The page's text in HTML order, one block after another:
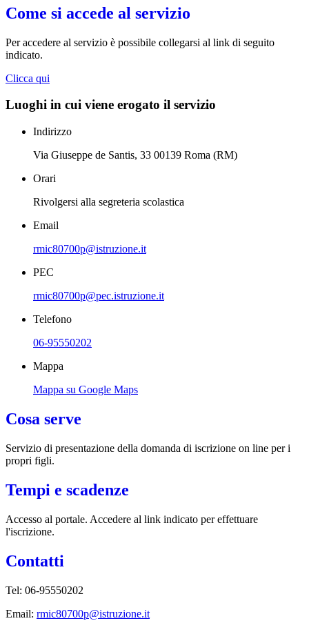
Come si accede al servizio
Per accedere al servizio è possibile collegarsi al link di seguito
indicato.
Clicca qui
Luoghi in cui viene erogato il servizio
Indirizzo
Via Giuseppe de Santis, 33 00139 Roma (RM)
Orari
Rivolgersi alla segreteria scolastica
Email
rmic80700p@istruzione.it
PEC
rmic80700p@pec.istruzione.it
Telefono
06-95550202
Mappa
Mappa su Google Maps
Cosa serve
Servizio di presentazione della domanda di iscrizione on line per i
propri figli.
Tempi e scadenze
Accesso al portale. Accedere al link indicato per effettuare
l'iscrizione.
Contatti
Tel: 06-95550202
Email: rmic80700p@istruzione.it